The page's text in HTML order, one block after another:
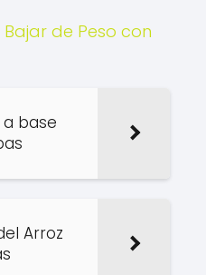
de Peso con
base
Arroz